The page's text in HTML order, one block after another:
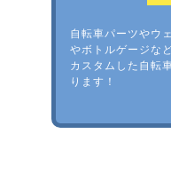
自転車パーツやウ
やボトルゲージな
カスタムした自転
ります！